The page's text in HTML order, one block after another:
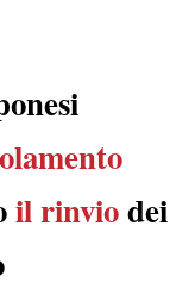
il rinviodei